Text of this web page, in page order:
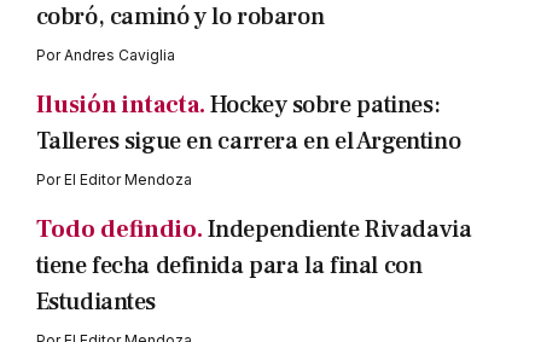
cobró, caminó y lo robaron
PorAndres Caviglia
Ilusión intacta.Hockey sobre patines:
Talleres sigue en carrera en el Argentino
PorEl Editor Mendoza
Todo defindio.Independiente Rivadavia
tiene fecha definida para la final con
Estudiantes